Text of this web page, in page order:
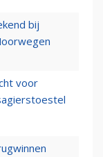
bij
voor